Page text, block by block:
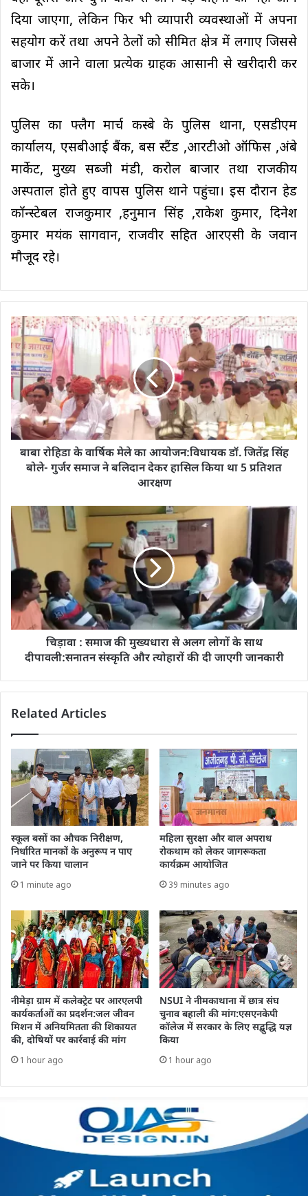
दिया जाएगा, लेकिन फिर भी व्यापारी व्यवस्थाओं में अपना
सहयोग करें तथा अपने ठेलों को सीमित क्षेत्र में लगाए जिससे
बाजार में आने वाला प्रत्येक ग्राहक आसानी से खरीदारी कर
सके।
पुलिस का फ्लैग मार्च कस्बे के पुलिस थाना, एसडीएम
कार्यालय, एसबीआई बैंक, बस स्टैंड ,आरटीओ ऑफिस ,अंबे
मार्केट, मुख्य सब्जी मंडी, करोल बाजार तथा राजकीय
अस्पताल होते हुए वापस पुलिस थाने पहुंचा। इस दौरान हेड
कॉन्स्टेबल राजकुमार ,हनुमान सिंह ,राकेश कुमार, दिनेश
कुमार मयंक सागवान, राजवीर सहित आरएसी के जवान
मौजूद रहे।
बाबा रोहिडा के वार्षिक मेले का आयोजन:विधायक डॉ. जितेंद्र सिंह
बोले- गुर्जर समाज ने बलिदान देकर हासिल किया था 5 प्रतिशत
आरक्षण
चिड़ावा : समाज की मुख्यधारा से अलग लोगों के साथ
दीपावली:सनातन संस्कृति और त्योहारों की दी जाएगी जानकारी
Related Articles
स्कूल बसों का औचक निरीक्षण,
निर्धारित मानकों के अनुरूप न पाए
जाने पर किया चालान
1 minute ago
महिला सुरक्षा और बाल अपराध
रोकथाम को लेकर जागरूकता
कार्यक्रम आयोजित
39 minutes ago
नीमेड़ा ग्राम में कलेक्ट्रेट पर आरएलपी
कार्यकर्ताओं का प्रदर्शन:जल जीवन
मिशन में अनियमितता की शिकायत
की, दोषियों पर कार्रवाई की मांग
1 hour ago
NSUI ने नीमकाथाना में छात्र संघ
चुनाव बहाली की मांग:एसएनकेपी
कॉलेज में सरकार के लिए सद्बुद्धि यज्ञ
किया
1 hour ago